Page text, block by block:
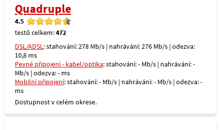
Quadruple
4.5
testů celkem:472
DSL/ADSL: stahování: 278 Mb/s | nahrávání: 276 Mb/s | odezva:
10,8 ms
Pevné připojení - kabel/optika: stahování: - Mb/s | nahrávání: -
Mb/s | odezva: - ms
Mobilní připojení: stahování: - Mb/s | nahrávání: - Mb/s | odezva: -
ms
Dostupnost v celém okrese.